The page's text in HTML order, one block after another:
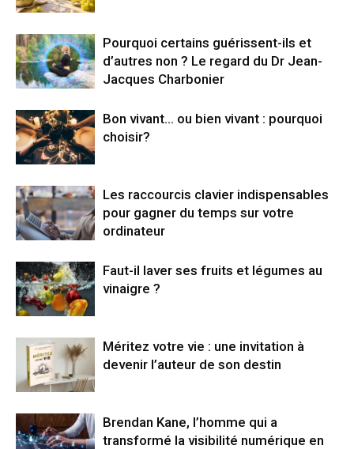
Pourquoi certains guérissent-ils et
d’autres non ? Le regard du Dr Jean-
Jacques Charbonier
Bon vivant… ou bien vivant : pourquoi
choisir?
Les raccourcis clavier indispensables
pour gagner du temps sur votre
ordinateur
Faut-il laver ses fruits et légumes au
vinaigre ?
Méritez votre vie : une invitation à
devenir l’auteur de son destin
Brendan Kane, l’homme qui a
transformé la visibilité numérique en